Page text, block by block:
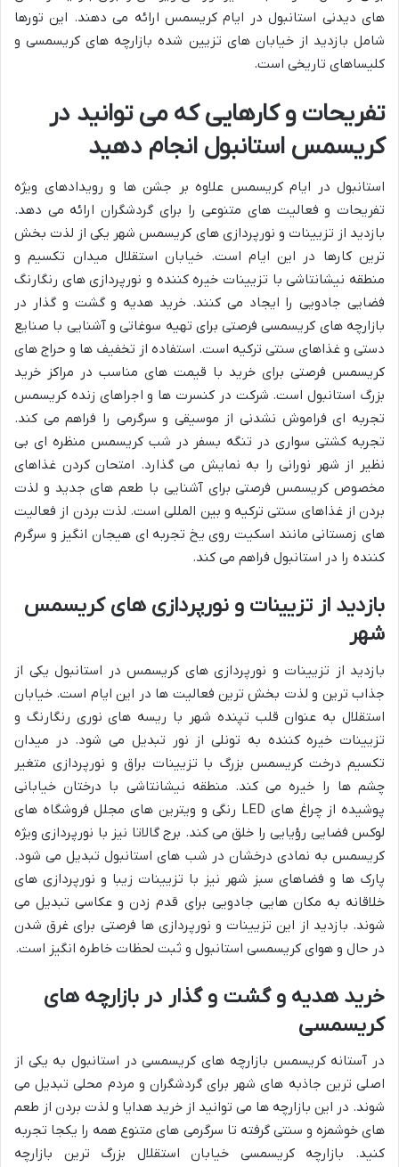
های دیدنی استانبول در ایام کریسمس ارائه می دهند. این تورها
شامل بازدید از خیابان های تزیین شده بازارچه های کریسمسی و
کلیساهای تاریخی است.
تفریحات و کارهایی که می توانید در
کریسمس استانبول انجام دهید
استانبول در ایام کریسمس علاوه بر جشن ها و رویدادهای ویژه
تفریحات و فعالیت های متنوعی را برای گردشگران ارائه می دهد.
بازدید از تزیینات و نورپردازی های کریسمس شهر یکی از لذت بخش
ترین کارها در این ایام است. خیابان استقلال میدان تکسیم و
منطقه نیشانتاشی با تزیینات خیره کننده و نورپردازی های رنگارنگ
فضایی جادویی را ایجاد می کنند. خرید هدیه و گشت و گذار در
بازارچه های کریسمسی فرصتی برای تهیه سوغاتی و آشنایی با صنایع
دستی و غذاهای سنتی ترکیه است. استفاده از تخفیف ها و حراج های
کریسمس فرصتی برای خرید با قیمت های مناسب در مراکز خرید
بزرگ استانبول است. شرکت در کنسرت ها و اجراهای زنده کریسمس
تجربه ای فراموش نشدنی از موسیقی و سرگرمی را فراهم می کند.
تجربه کشتی سواری در تنگه بسفر در شب کریسمس منظره ای بی
نظیر از شهر نورانی را به نمایش می گذارد. امتحان کردن غذاهای
مخصوص کریسمس فرصتی برای آشنایی با طعم های جدید و لذت
بردن از غذاهای سنتی ترکیه و بین المللی است. لذت بردن از فعالیت
های زمستانی مانند اسکیت روی یخ تجربه ای هیجان انگیز و سرگرم
کننده را در استانبول فراهم می کند.
بازدید از تزیینات و نورپردازی های کریسمس
شهر
بازدید از تزیینات و نورپردازی های کریسمس در استانبول یکی از
جذاب ترین و لذت بخش ترین فعالیت ها در این ایام است. خیابان
استقلال به عنوان قلب تپنده شهر با ریسه های نوری رنگارنگ و
تزیینات خیره کننده به تونلی از نور تبدیل می شود. در میدان
تکسیم درخت کریسمس بزرگ با تزیینات براق و نورپردازی متغیر
چشم ها را خیره می کند. منطقه نیشانتاشی با درختان خیابانی
پوشیده از چراغ های LED رنگی و ویترین های مجلل فروشگاه های
لوکس فضایی رؤیایی را خلق می کند. برج گالاتا نیز با نورپردازی ویژه
کریسمس به نمادی درخشان در شب های استانبول تبدیل می شود.
پارک ها و فضاهای سبز شهر نیز با تزیینات زیبا و نورپردازی های
خلاقانه به مکان هایی جادویی برای قدم زدن و عکاسی تبدیل می
شوند. بازدید از این تزیینات و نورپردازی ها فرصتی برای غرق شدن
در حال و هوای کریسمسی استانبول و ثبت لحظات خاطره انگیز است.
خرید هدیه و گشت و گذار در بازارچه های
کریسمسی
در آستانه کریسمس بازارچه های کریسمسی در استانبول به یکی از
اصلی ترین جاذبه های شهر برای گردشگران و مردم محلی تبدیل می
شوند. در این بازارچه ها می توانید از خرید هدایا و لذت بردن از طعم
های خوشمزه و سنتی گرفته تا سرگرمی های متنوع همه را یکجا تجربه
کنید. بازارچه کریسمسی خیابان استقلال بزرگ ترین بازارچه